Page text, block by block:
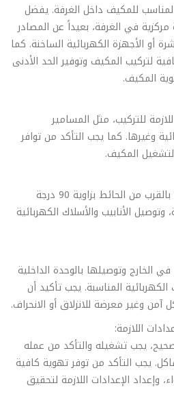
للمكيف داخل الغرفة. يفضل
في الغرفة، بعيداً عن المصادر
أو الأجهزة الكهربائية الساخنة. كما
لتركيب المكيف وتوفير الحد الأدنى
المكيف.
للتركيب، مثل المسامير
وغيرها. كما يجب التأكد من توافر
المكيف.
يجب تثبيت الوحدة الداخلية بالقرب من الحائط بزاوية 90 درجة
وتوصيل الأنابيب والأسلاك الكهربائية
الخارج وتوصيلها بالوحدة الداخلية
الكهربائية المناسبة. يجب تأكيد أن
آمن وغير معرضة للانزلاق أو الانحراف.
اللازمة:
يجب تشغيله والتأكد من عمله
يجب التأكد من توفر تهوية كافية
الإعدادات اللازمة لتحقيق